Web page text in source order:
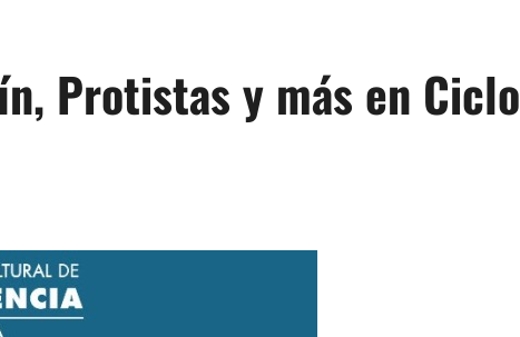
Protistas y más en Ciclo